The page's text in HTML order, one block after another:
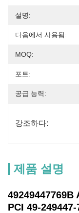
설명:
다음에서 사용됨:
MOQ:
포트:
공급 능력:
강조하다:
제품 설명
49249447769B
PCI 49-